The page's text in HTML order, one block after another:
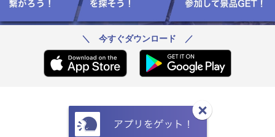
＼ 今すぐダウンロード ／